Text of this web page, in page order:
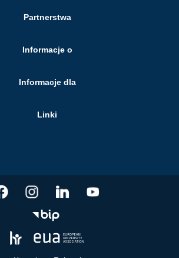
Partnerstwa
Informacje o
Informacje dla
Linki